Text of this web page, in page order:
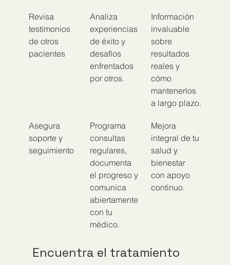
Revisa
testimonios
de otros
pacientes
Analiza
experiencias
de éxito y
desafíos
enfrentados
por otros.
Información
invaluable
sobre
resultados
reales y
cómo
mantenerlos
a largo plazo.
Asegura
soporte y
seguimiento
Programa
consultas
regulares,
documenta
el progreso y
comunica
abiertamente
con tu
médico.
Mejora
integral de tu
salud y
bienestar
con apoyo
continuo.
Encuentra el tratamiento